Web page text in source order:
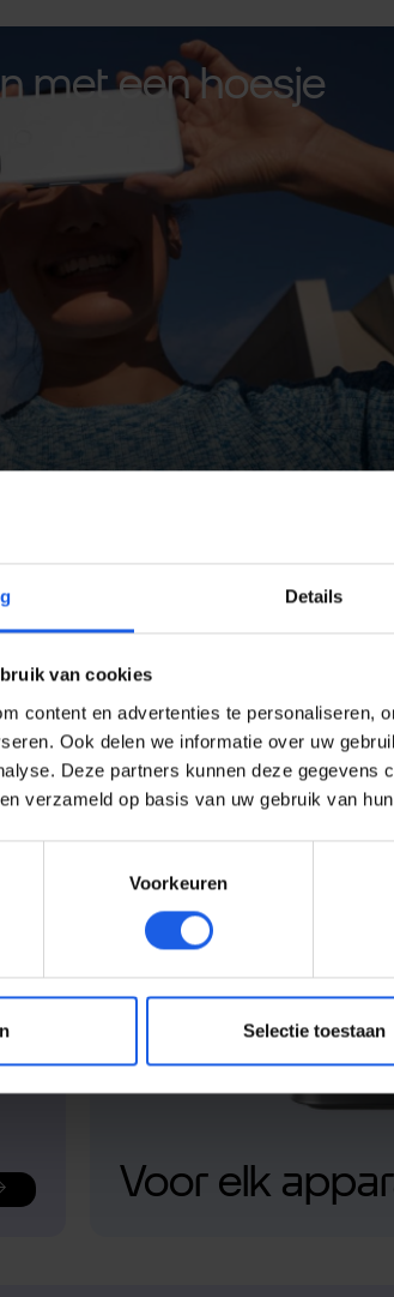
Details
van cookies
content en advertenties te personaliseren,
Ook delen we informatie over uw
Deze partners kunnen deze gegevens
verzameld op basis van uw gebruik van
Voorkeuren
Selectie toestaan
met een hoesje
Voor elk